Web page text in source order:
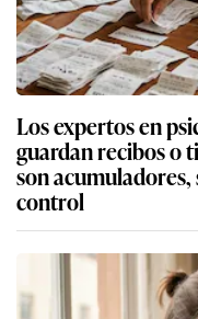
Los expertos en
guardan recibos o
son
control